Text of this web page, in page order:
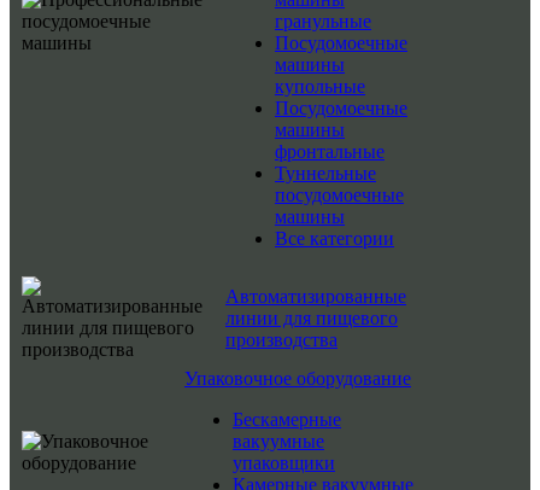
гранульные
Посудомоечные
машины
купольные
Посудомоечные
машины
фронтальные
Туннельные
посудомоечные
машины
Все категории
Автоматизированные
линии для пищевого
производства
Упаковочное оборудование
Бескамерные
вакуумные
упаковщики
Камерные вакуумные